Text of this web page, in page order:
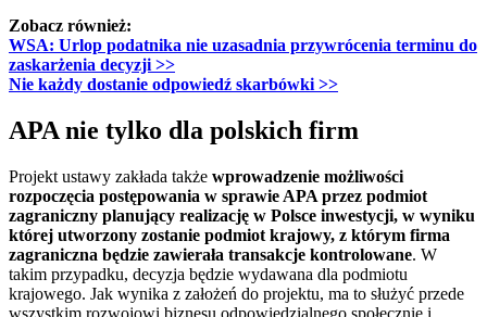
Zobacz również:
WSA: Urlop podatnika nie uzasadnia przywrócenia terminu do
zaskarżenia decyzji>>
Nie każdy dostanie odpowiedź skarbówki>>
APA nie tylko dla polskich firm
Projekt ustawy zakłada także wprowadzenie możliwości
rozpoczęcia postępowania w sprawie APA przez podmiot
zagraniczny planujący realizację w Polsce inwestycji, w wyniku
której utworzony zostanie podmiot krajowy, z którym firma
zagraniczna będzie zawierała transakcje kontrolowane. W
takim przypadku, decyzja będzie wydawana dla podmiotu
krajowego. Jak wynika z założeń do projektu, ma to służyć przede